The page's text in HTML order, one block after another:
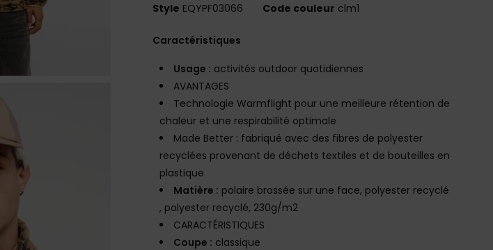
Style EQYPF03066 Code couleur clm1
Caractéristiques
Usage : activités outdoor quotidiennes
AVANTAGES
Technologie Warmflight pour une meilleure rétention de
chaleur et une respirabilité optimale
Made Better : fabriqué avec des fibres de polyester
recyclées provenant de déchets textiles et de bouteilles en
plastique
Matière : polaire brossée sur une face, polyester recyclé
, polyester recyclé, 230g/m2
CARACTÉRISTIQUES
Coupe : classique